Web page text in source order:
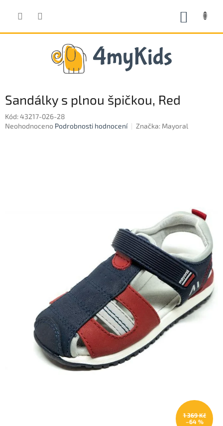
Sandálky s plnou špičkou, Red
Kód:43217-026-28
Průměrné
Neohodnoceno Podrobnosti hodnocení Značka: Mayoral
1 369 Kč
–64 %